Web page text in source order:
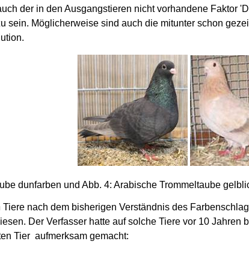
der in den Ausgangstieren nicht vorhandene Faktor
sein. Möglicherweise sind auch die mitunter schon
dunfarben und Abb. 4: Arabische Trommeltaube
nach dem bisherigen Verständnis des
Der Verfasser hatte auf solche Tiere vor 10
Tier aufmerksam gemacht: